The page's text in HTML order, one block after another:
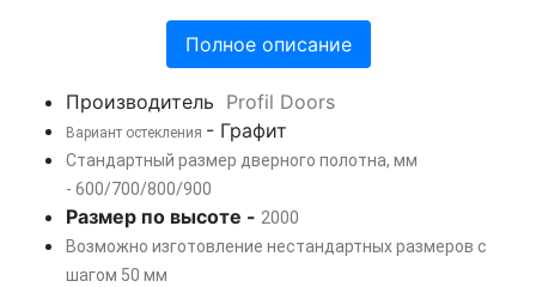
Полное описание
Производитель Profil Doors
Вариант остекления - Графит
Стандартный размер дверного полотна, мм
- 600/700/800/900
Размер по высоте - 2000
Возможно изготовление нестандартных размеров с
шагом 50 мм